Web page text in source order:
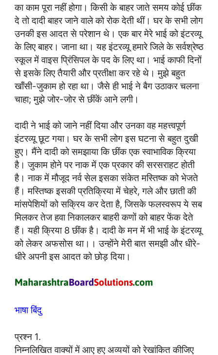
का काम पूरा नहीं होगा। किसी के बाहर जाते समय कोई छींक
दे तो दादी बाहर जाने वाले को रोक देती थीं। घर के सभी लोग
उनकी इस आदत से परेशान थे। एक बार मेरे भाई को इंटरव्यू
के लिए बाहर। जाना था। यह इंटरव्यू हमारे जिले के सर्वश्रेष्ठ
स्कूल में वाइस प्रिंसिपल के पद के लिए था। भाई काफी दिनों
से इसके लिए तैयारी और प्रतीक्षा कर रहे थे। मुझे बहुत
खाँसी-जुकाम हो रहा था। जैसे ही भाई ने बैग उठाकर चलना
चाहा; मुझे जोर-जोर से छींकें आने लगी।
दादी ने भाई को जाने नहीं दिया और उनका वह महत्त्वपूर्ण
इंटरव्यू छूट गया। घर के सभी लोग इस घटना से बहुत दुखी
हुए। मैंने दादी को समझाया कि छींक एक स्वाभाविक क्रिया
है। जुकाम होने पर नाक में एक प्रकार की सरसराहट होती
है। नाक में मौजूद नर्व सेल इसका संकेत मस्तिष्क को भेजते
हैं। मस्तिष्क इसकी प्रतिक्रिया में चेहरे, गले और छाती की
मांसपेशियों को सक्रिय कर देता है, जिसके फलस्वरूप ये सब
मिलकर तेज हवा निकालकर बाहरी कणों को बाहर फेंक देते
हैं। यही क्रिया 8 छींक है। दादी के मन में भी भाई के इंटरव्यू
को लेकर अफसोस था।। उन्होंने मेरी बात समझी और धीरे-
धीरे अपनी इस आदत को छोड़ दिया।
भाषा बिंदु
प्रश्न 1.
निम्नलिखित वाक्यों में आए हए अव्ययों को रेखांकित कीजिए